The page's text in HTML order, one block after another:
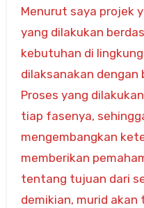
Menurut saya projek
yang dilakukan
kebutuhan di
dilaksanakan dengan
Proses yang
tiap fasenya,
mengembangkan
memberikan
tentang tujuan dari
demikian, murid